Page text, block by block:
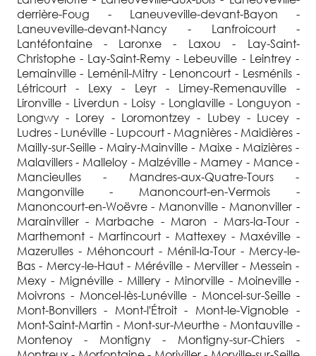
derrière-Foug - Laneuveville-devant-Bayon -
Laneuveville-devant-Nancy - Lanfroicourt -
Lantéfontaine - Laronxe - Laxou - Lay-Saint-
Christophe - Lay-Saint-Remy - Lebeuville - Leintrey -
Lemainville - Leménil-Mitry - Lenoncourt - Lesménils -
Létricourt - Lexy - Leyr - Limey-Remenauville -
Lironville - Liverdun - Loisy - Longlaville - Longuyon -
Longwy - Lorey - Loromontzey - Lubey - Lucey -
Ludres - Lunéville - Lupcourt - Magnières - Maidières -
Mailly-sur-Seille - Mairy-Mainville - Maixe - Maizières -
Malavillers - Malleloy - Malzéville - Mamey - Mance -
Mancieulles - Mandres-aux-Quatre-Tours -
Mangonville - Manoncourt-en-Vermois -
Manoncourt-en-Woëvre - Manonville - Manonviller -
Marainviller - Marbache - Maron - Mars-la-Tour -
Marthemont - Martincourt - Mattexey - Maxéville -
Mazerulles - Méhoncourt - Ménil-la-Tour - Mercy-le-
Bas - Mercy-le-Haut - Méréville - Merviller - Messein -
Mexy - Mignéville - Millery - Minorville - Moineville -
Moivrons - Moncel-lès-Lunéville - Moncel-sur-Seille -
Mont-Bonvillers - Mont-l'Étroit - Mont-le-Vignoble -
Mont-Saint-Martin - Mont-sur-Meurthe - Montauville -
Montenoy - Montigny - Montigny-sur-Chiers -